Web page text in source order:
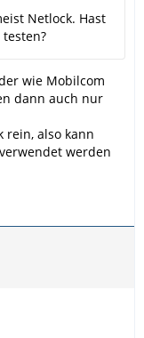
Netlock. Hast
wie Mobilcom
dann auch nur
rein, also kann
werden